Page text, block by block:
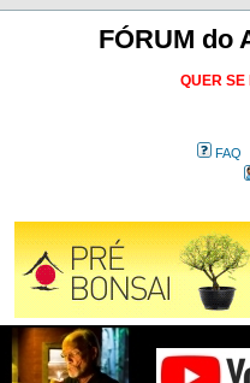
FÓRUM do
QUER SE
FAQ